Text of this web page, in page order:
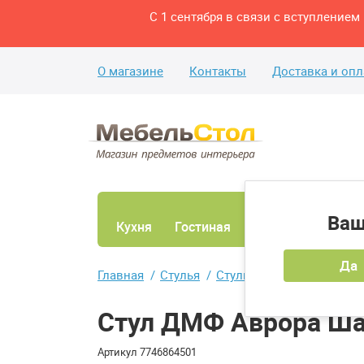
С 1 сентября в связи с
О магазине Контакты Доставка и
Да
Кухня Гостиная
Главная Стулья Стулья для кухни и
Стул ДМФ Аврора
Артикул 7746864501